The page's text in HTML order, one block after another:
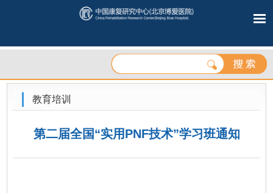
教育培训
第二届全国“实用PNF技术”学习班通知